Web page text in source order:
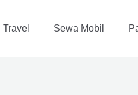
Travel Sewa Mobil